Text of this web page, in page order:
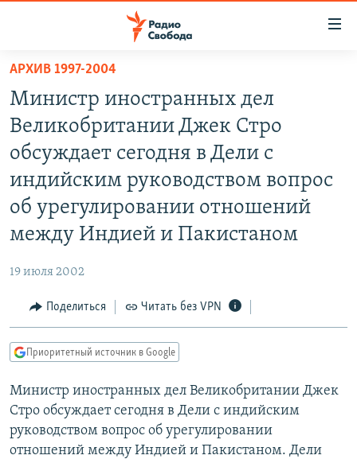
упрощенного
доступа
Вернуться
основному
содержанию
Вернутся
главной
Вернутся
поиску
ПОДКАСТЫ
АВТОРСКИЕ ПРОЕКТЫ
ЦИТАТЫ СВОБОДЫ
МНЕНИЯ
КУЛЬТУРА
СЕВЕР.РЕАЛИИ
СИБИРЬ.РЕАЛИИ
ПОДПИШИТЕСЬ НА РАССЫЛКУ
СОЦИАЛЬНЫЕ СЕТИ
АРХИВ 1997-2004
Министр иностранных дел
Великобритании Джек Стро
обсуждает сегодня в Дели с
индийским руководством вопрос
об урегулировании отношений
между Индией и Пакистаном
19 июля 2002
Поделиться Читать без VPN
Приоритетный источник в Google
Министр иностранных дел Великобритании Джек
Стро обсуждает сегодня в Дели с индийским
руководством вопрос об урегулировании
отношений между Индией и Пакистаном. Дели